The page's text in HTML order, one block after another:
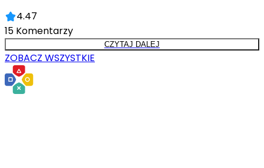
4.47
15 Komentarzy
CZYTAJ DALEJ
ZOBACZ WSZYSTKIE